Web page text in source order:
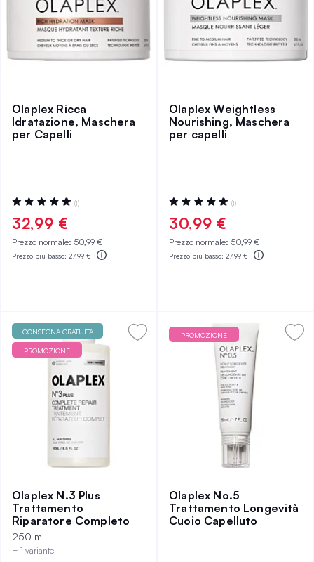
Olaplex Ricca
Idratazione, Maschera
per Capelli
Valutazione:
100%
(1)
32,99 €
Prezzo normale: 50,99 €
Prezzo più basso: 27,99 €
Olaplex Weightless
Nourishing, Maschera
per capelli
Valutazione:
100%
(1)
30,99 €
Prezzo normale: 50,99 €
Prezzo più basso: 27,99 €
CONSEGNA GRATUITA
PROMOZIONE
Olaplex N.3 Plus
Trattamento
Riparatore Completo
250 ml
+ 1 variante
PROMOZIONE
Olaplex No.5
Trattamento Longevità
Cuoio Capelluto